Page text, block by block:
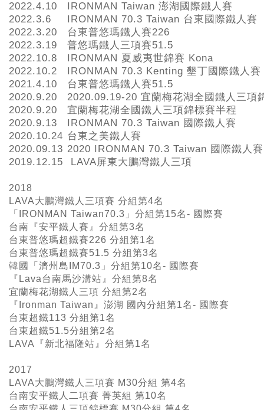
2022.4.10
IRONMAN Taiwan 澎湖國際鐵人賽
2022.3.6
IRONMAN 70.3 Taiwan 台東國際鐵人賽
2022.3.20
台東普悠瑪鐵人賽226
2022.3.19
普悠瑪鐵人三項賽51.5
2022.10.8
IRONMAN 夏威夷世錦賽 Kona
2022.10.2
IRONMAN 70.3 Kenting 墾丁國際鐵人賽
2021.4.10
台東普悠瑪鐵人賽51.5
2020.9.20
2020.09.19-20 宜蘭梅花湖全國鐵人三項
2020.9.20
宜蘭梅花湖全國鐵人三項錦標賽半程
2020.9.13
IRONMAN 70.3 Taiwan 國際鐵人賽
2020.10.24 台東之美鐵人賽
2020.09.13 2020 IRONMAN 70.3 Taiwan 國際鐵人賽
2019.12.15
LAVA屏東大鵬灣鐵人三項
2018
LAVA大鵬灣鐵人三項賽 分組第4名
「IRONMAN Taiwan70.3」分組第15名- 國際賽
台南『安平鐵人賽』分組第3名
台東普悠瑪超鐵賽226 分組第1名
台東普悠瑪超鐵賽51.5 分組第3名
韓國「濟州島IM70.3」分組第10名- 國際賽
『Lava台南馬沙溝站』分組第8名
宜蘭梅花湖鐵人三項 分組第2名
『Ironman Taiwan』澎湖 國內分組第1名- 國際賽
台東超鐵113 分組第1名
台東超鐵51.5分組第2名
LAVA『新北福隆站』分組第1名
2017
LAVA大鵬灣鐵人三項賽 M30分組 第4名
台南安平鐵人二項賽 菁英組 第10名